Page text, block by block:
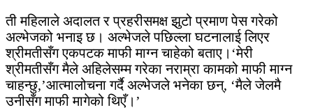
ती महिलाले अदालत र प्रहरीसमक्ष झुटो प्रमाण पेस गरेको
अल्भेजको भनाइ छ। अल्भेजले पछिल्ला घटनालाई लिएर
श्रीमतीसँग एकपटक माफी माग्न चाहेको बताए।‘मेरी
श्रीमतीसँग मैले अहिलेसम्म गरेका नराम्रा कामको माफी माग्न
चाहन्छु,’आत्मालोचना गर्दै अल्भेजले भनेका छन्, ‘मैले जेलमै
उनीसँग माफी मागेको थिएँ।’